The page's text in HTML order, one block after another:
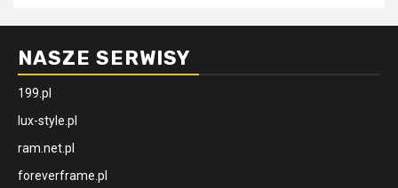
NASZE SERWISY
199.pl
lux-style.pl
ram.net.pl
foreverframe.pl